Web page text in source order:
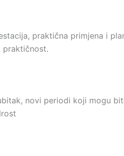
praktična primjena i
praktičnost.
novi periodi koji mogu